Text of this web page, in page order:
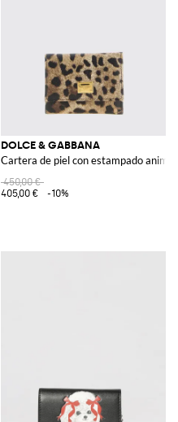
DOLCE & GABBANA
Cartera de piel con estampado animal
450,00 €
405,00 €
-10%